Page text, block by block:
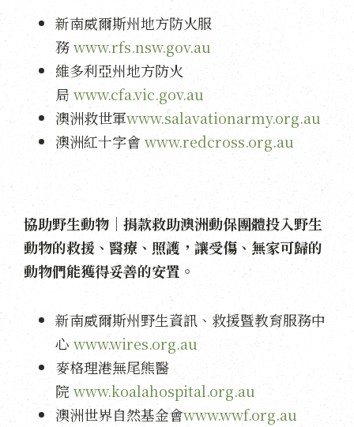
新南威爾斯州地方防火服
務www.rfs.nsw.gov.au
維多利亞州地方防火
局 www.cfa.vic.gov.au
澳洲救世軍www.salavationarmy.org.au
澳洲紅十字會 www.redcross.org.au
協助野生動物｜捐款救助澳洲動保團體投入野生
動物的救援、醫療、照護，讓受傷、無家可歸的
動物們能獲得妥善的安置。
新南威爾斯州野生資訊、救援暨教育服務中
心 www.wires.org.au
麥格理港無尾熊醫
院 www.koalahospital.org.au
澳洲世界自然基金會www.wwf.org.au